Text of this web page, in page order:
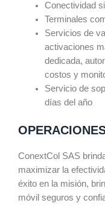
Conectividad
Terminales
Servicios de
activaciones
dedicada,
costos y
Servicio de
días del año
ConextCol SAS
maximizar la
éxito en la misión,
móvil seguros y